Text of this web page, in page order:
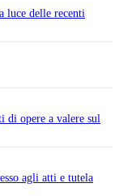
luce delle recenti
di opere a valere sul
agli atti e tutela